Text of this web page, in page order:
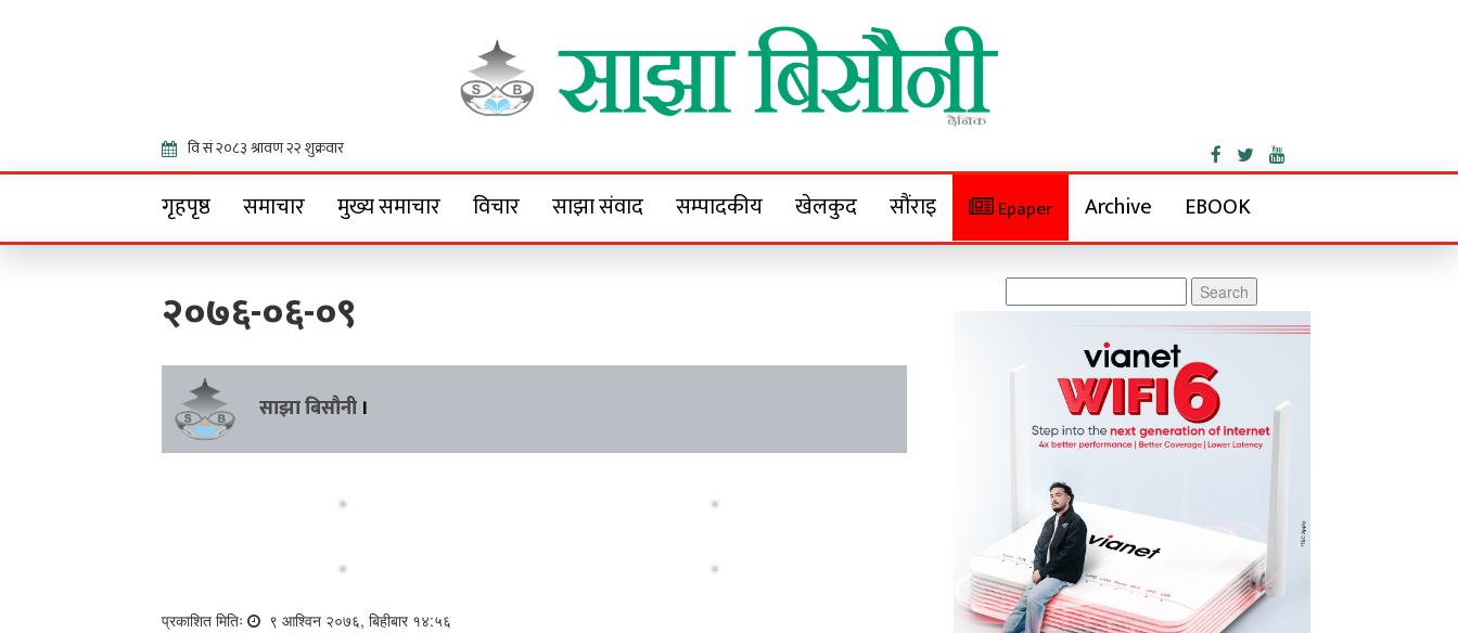
Sajha Bisaunee
गृहपृष्ठ समाचार मुख्य समाचार विचार साझा संवाद सम्पादकीय खेलकुद सौंराइ Epaper Archive EBOOK
२०७६-०६-०९
साझा बिसौनी ।
प्रकाशित मितिः ९ आश्विन २०७६, बिहीबार १४:५६
for: